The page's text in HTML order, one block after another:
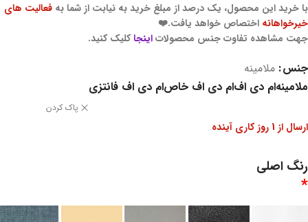
با خرید این محصول، یک درصد از مبلغ خرید به نیابت از شما به فعالیت های
خیرخواهانه اختصاص خواهد یافت.❤️
جهت مشاهده تفاوت جنس محصولاتاینجا کلیک کنید.
جنس ملامینه
ملامینهام دی افام دی اف خاصام دی اف فانتزی
پاک کردن
ارسال از 1 روز کاری آینده
رنگ اصلی
*